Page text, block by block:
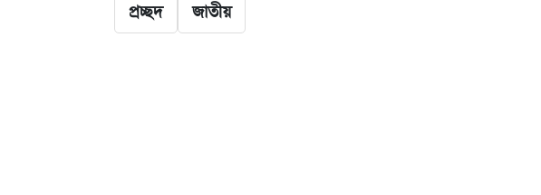
প্রচ্ছদ জাতীয়